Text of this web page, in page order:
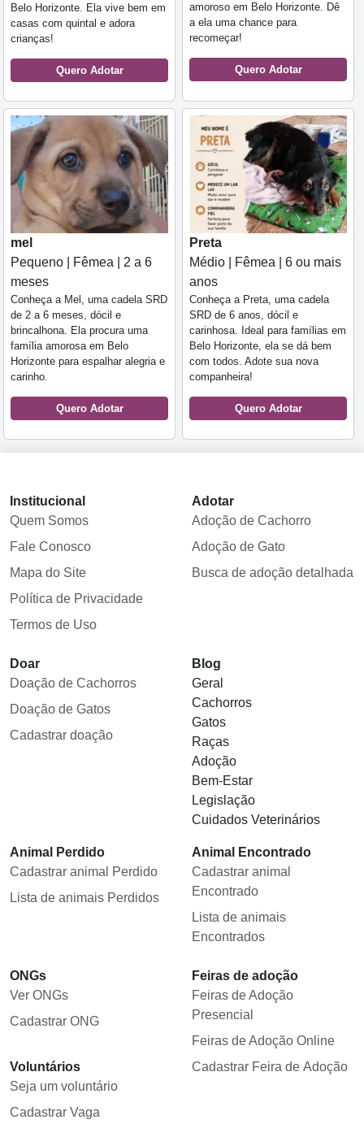
Belo Horizonte. Ela vive bem em
casas com quintal e adora
crianças!
Quero Adotar
amoroso em Belo Horizonte. Dê
a ela uma chance para
recomeçar!
Quero Adotar
mel
Pequeno | Fêmea | 2 a 6
meses
Conheça a Mel, uma cadela SRD
de 2 a 6 meses, dócil e
brincalhona. Ela procura uma
família amorosa em Belo
Horizonte para espalhar alegria e
carinho.
Quero Adotar
Preta
Médio | Fêmea | 6 ou mais
anos
Conheça a Preta, uma cadela
SRD de 6 anos, dócil e
carinhosa. Ideal para famílias em
Belo Horizonte, ela se dá bem
com todos. Adote sua nova
companheira!
Quero Adotar
Institucional
Quem Somos
Fale Conosco
Mapa do Site
Política de Privacidade
Termos de Uso
Adotar
Adoção de Cachorro
Adoção de Gato
Busca de adoção detalhada
Doar
Doação de Cachorros
Doação de Gatos
Cadastrar doação
Blog
Geral
Cachorros
Gatos
Raças
Adoção
Bem-Estar
Legislação
Cuidados Veterinários
Animal Perdido
Cadastrar animal Perdido
Lista de animais Perdidos
Animal Encontrado
Cadastrar animal
Encontrado
Lista de animais
Encontrados
ONGs
Ver ONGs
Cadastrar ONG
Voluntários
Seja um voluntário
Cadastrar Vaga
Feiras de adoção
Feiras de Adoção
Presencial
Feiras de Adoção Online
Cadastrar Feira de Adoção